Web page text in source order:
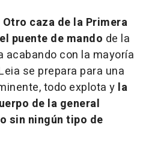
Otro caza de la Primera
puente de mando de la
acabando con la mayoría
se prepara para una
todo explota y la
de la general
sin ningún tipo de